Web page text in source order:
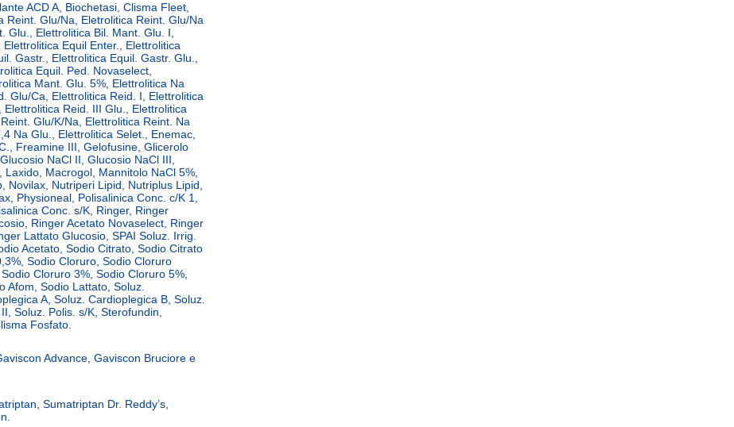
ACD A, Biochetasi, Clisma Fleet,
Reint. Glu/Na, Eletrolitica Reint. Glu/Na
Glu., Elettrolitica Bil. Mant. Glu. I,
Equil Enter., Elettrolitica
Gastr., Elettrolitica Equil. Gastr. Glu.,
Equil. Ped. Novaselect,
Mant. Glu. 5%, Elettrolitica Na
Glu/Ca, Elettrolitica Reid. I, Elettrolitica
Reid. III Glu., Elettrolitica
Glu/K/Na, Elettrolitica Reint. Na
Na Glu., Elettrolitica Selet., Enemac,
Freamine III, Gelofusine, Glicerolo
NaCl II, Glucosio NaCl III,
Macrogol, Mannitolo NaCl 5%,
Novilax, Nutriperi Lipid, Nutriplus Lipid,
Physioneal, Polisalinica Conc. c/K 1,
Conc. s/K, Ringer, Ringer
Ringer Acetato Novaselect, Ringer
Lattato Glucosio, SPAI Soluz. Irrig.
Acetato, Sodio Citrato, Sodio Citrato
Sodio Cloruro, Sodio Cloruro
Cloruro 3%, Sodio Cloruro 5%,
Afom, Sodio Lattato, Soluz.
A, Soluz. Cardioplegica B, Soluz.
Soluz. Polis. s/K, Sterofundin,
Fosfato.
Advance, Gaviscon Bruciore e
Sumatriptan Dr. Reddy’s,